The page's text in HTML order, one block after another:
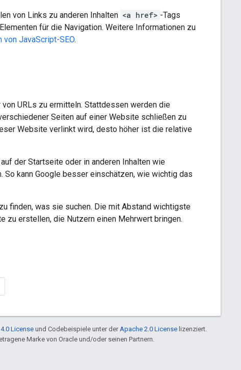
von Links zu anderen Inhalten <a href> -Tags
für die Navigation. Weitere Informationen zu
von JavaScript-SEO.
von URLs zu ermitteln. Stattdessen werden die
Seiten auf einer Website schließen zu
Website verlinkt wird, desto höher ist die relative
der Startseite oder in anderen Inhalten wie
kann Google besser einschätzen, wie wichtig das
finden, was sie suchen. Die mit Abstand wichtigste
zu erstellen, die Nutzern einen Mehrwert bringen.
License und Codebeispiele unter der Apache 2.0 License lizenziert.
Marke von Oracle und/oder seinen Partnern.